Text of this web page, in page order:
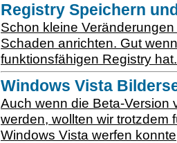
Registry Speichern
Schon kleine
Schaden anrichten. Gut
funktionsfähigen Registry
Windows Vista
Auch wenn die Beta-Version
werden, wollten wir trotzdem
Windows Vista werfen